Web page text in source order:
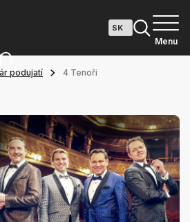
Menu
podujatí 4 Tenoři